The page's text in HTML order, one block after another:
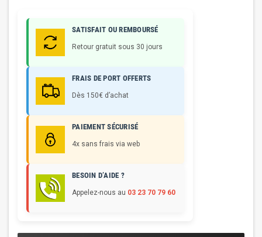
SATISFAIT OU REMBOURSÉ
Retour gratuit sous 30 jours
FRAIS DE PORT OFFERTS
Dès 150€ d’achat
PAIEMENT SÉCURISÉ
4x sans frais via web
BESOIN D’AIDE ?
Appelez-nous au 03 23 70 79 60